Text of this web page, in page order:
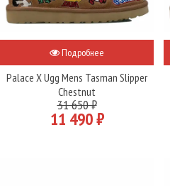
Подробнее
Palace X Ugg Mens Tasman Slipper
Chestnut
31 650 ₽
11 490 ₽